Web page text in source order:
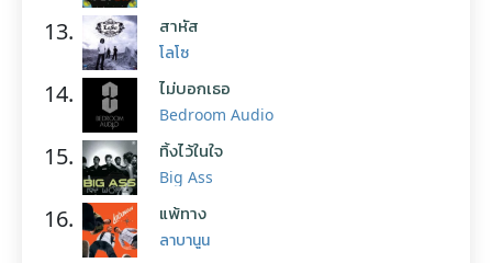
13. สาหัส
โลโซ
14. ไม่บอกเธอ
Bedroom Audio
15. ทิ้งไว้ในใจ
Big Ass
16. แพ้ทาง
ลาบานูน